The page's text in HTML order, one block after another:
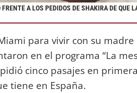
A LOS PEDIDOS DE SHAKIRA DE QUE
para vivir con su madre
en el programa “La
cinco pasajes en
tiene en España.